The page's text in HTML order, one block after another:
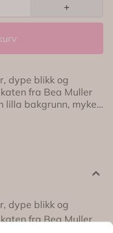
+
dype blikk og
fra Bea Muller
lilla bakgrunn, myke
setter tonen i
dype blikk og
fra Bea Muller